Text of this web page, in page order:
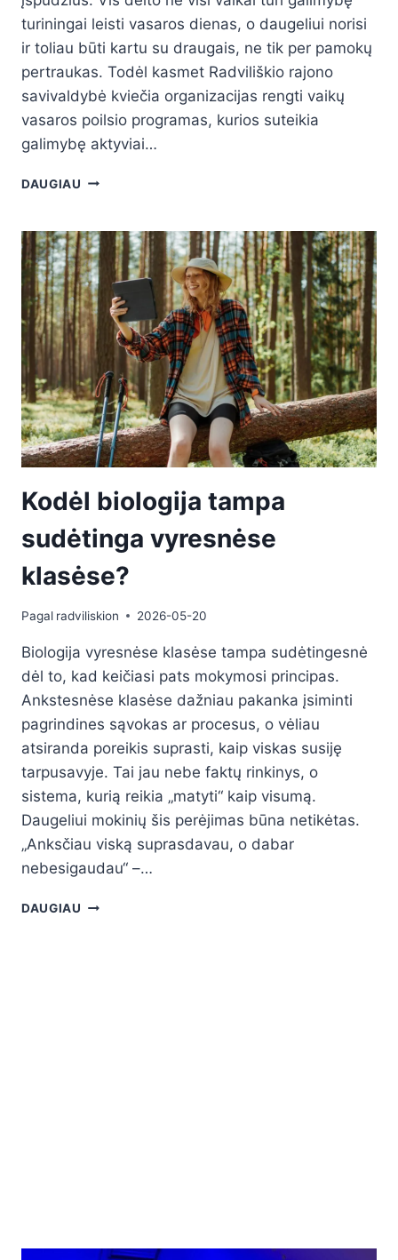
turiningai leisti vasaros dienas, o daugeliui norisi
ir toliau būti kartu su draugais, ne tik per pamokų
pertraukas. Todėl kasmet Radviliškio rajono
savivaldybė kviečia organizacijas rengti vaikų
vasaros poilsio programas, kurios suteikia
galimybę aktyviai…
DAUGIAU
Kodėl biologija tampa
sudėtinga vyresnėse
klasėse?
Pagal radviliskion 2026-05-20
Biologija vyresnėse klasėse tampa sudėtingesnė
dėl to, kad keičiasi pats mokymosi principas.
Ankstesnėse klasėse dažniau pakanka įsiminti
pagrindines sąvokas ar procesus, o vėliau
atsiranda poreikis suprasti, kaip viskas susiję
tarpusavyje. Tai jau nebe faktų rinkinys, o
sistema, kurią reikia „matyti“ kaip visumą.
Daugeliui mokinių šis perėjimas būna netikėtas.
„Anksčiau viską suprasdavau, o dabar
nebesigaudau“ –…
DAUGIAU